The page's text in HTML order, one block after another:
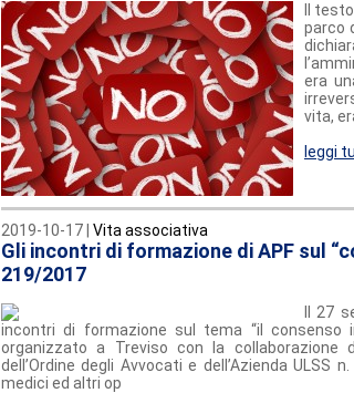
Il
parco
era
vita,
leggi
2019-10-17 | Vita associativa
Gli incontri di formazione di APF sul
219/2017
Il 27
incontri di formazione sul tema “il consenso
organizzato a Treviso con la collaborazione
dell’Ordine degli Avvocati e dell’Azienda ULSS
medici ed altri op